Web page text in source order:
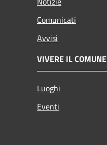
Comunicati
Avvisi
VIVERE IL COMUNE
Luoghi
Eventi